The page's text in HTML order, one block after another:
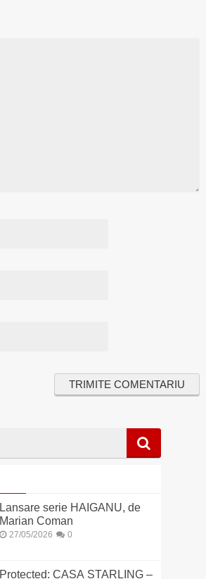
Lansare serie HAIGANU, de
Marian Coman
27/05/2026 0
Protected: CASA STARLING –